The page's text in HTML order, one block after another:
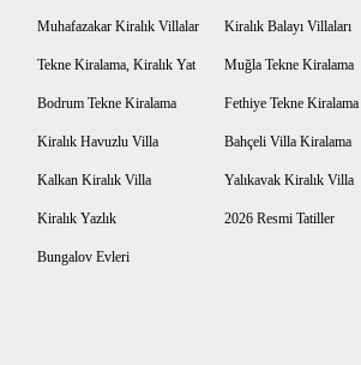
Muhafazakar Kiralık Villalar Kiralık Balayı Villaları
Tekne Kiralama, Kiralık Yat Muğla Tekne Kiralama
Bodrum Tekne Kiralama Fethiye Tekne Kiralama
Kiralık Havuzlu Villa Bahçeli Villa Kiralama
Kalkan Kiralık Villa Yalıkavak Kiralık Villa
Kiralık Yazlık 2026 Resmi Tatiller
Bungalov Evleri